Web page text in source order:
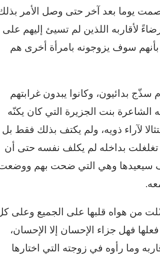
يوما بعد آخر حتى وصل الأمر
لأقاربه اللذين لم تسيئ إليهم على
بأنهم سوف يزوجونه بامرأة أخرى هم
سذّج بدائيون، وكانوا يبدون غرابتهم
بنت الجزيرة التي كان يكنّه
لآراء ذويه، ولم يكتف بذلك فقط بل
تغلغلت بداخله لم يكلف نفسه حتى أن
سيعيدها وهي التي ضحت بهم
من هواه قلبها على الجميع وعلى
فهل جزاء الإحسان إلا الإحسان،
وما رأوه في زوجته التي اختارها